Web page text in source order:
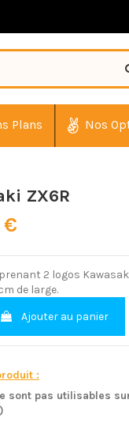
Plans Nos
ZX6R
€
2 logos
de large.
Ajouter au panier
:
sont pas utilisables